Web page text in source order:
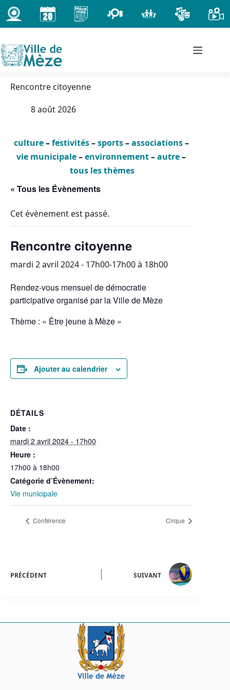
Passer
au
contenu
Rencontre citoyenne
8 août 2026
culture–festivités–sports–associations–
vie municipale–environnement–autre–
tous les thèmes
« Tous les Évènements
Cet évènement est passé.
Rencontre citoyenne
mardi 2 avril 2024 - 17h00-17h00à 18h00
Rendez-vous mensuel de démocratie
participative organisé par la Ville de Mèze
Thème : « Être jeune à Mèze »
Ajouter au calendrier
DÉTAILS
Date :
mardi 2 avril 2024 - 17h00
Heure :
17h00 à 18h00
Catégorie d’Évènement:
Vie municipale
Conférence Cirque
PRÉCÉDENT SUIVANT